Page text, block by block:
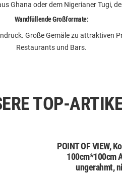
Ghana oder dem Nigerianer Tugi,
Wandfüllende Großformate:
Große Gemäle zu attraktiven
Restaurants und Bars.
TOP-
POINT OF VIEW,
100cm*100cm
ungerahmt,